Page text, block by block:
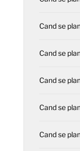
Cand se
Cand se
Cand se
Cand se
Cand se